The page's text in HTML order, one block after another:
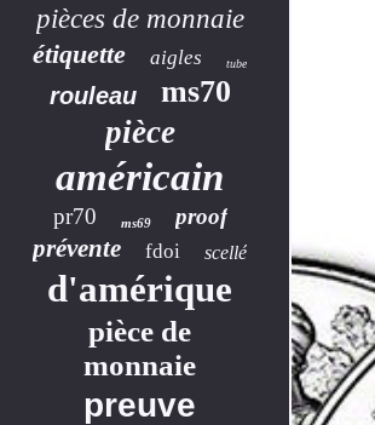
pièces de monnaie
étiquette
aigles tube
rouleau ms70
pièce
américain
pr70 ms69 proof
prévente fdoi scellé
d'amérique
pièce de
monnaie
preuve